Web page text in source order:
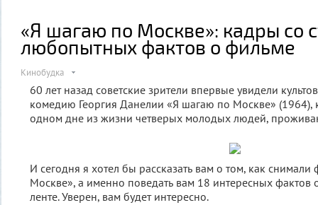
«Я шагаю по Москве»: кадры со
любопытных фактов о фильме
Кинобудка
60 лет назад советские зрители впервые увидели
комедию Георгия Данелии «Я шагаю по Москве» (1964),
одном дне из жизни четверых молодых людей,
И сегодня я хотел бы рассказать вам о том, как
Москве», а именно поведать вам 18 интересных фактов
ленте. Уверен, вам будет интересно.